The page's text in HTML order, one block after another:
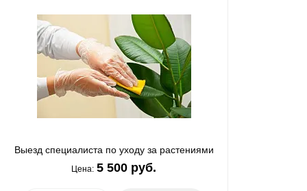
Выезд специалиста по уходу за растениями
Цена: 5 500 руб.